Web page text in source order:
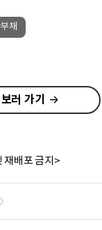
채
러 가기
재배포 금지>